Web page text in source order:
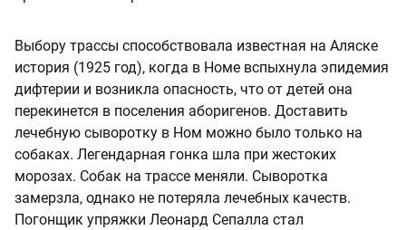
Выбору трассы способствовала известная на Аляске
история (1925 год), когда в Номе вспыхнула эпидемия
дифтерии и возникла опасность, что от детей она
перекинется в поселения аборигенов. Доставить
лечебную сыворотку в Ном можно было только на
собаках. Легендарная гонка шла при жестоких
морозах. Собак на трассе меняли. Сыворотка
замерзла, однако не потеряла лечебных качеств.
Погонщик упряжки Леонард Сепалла стал